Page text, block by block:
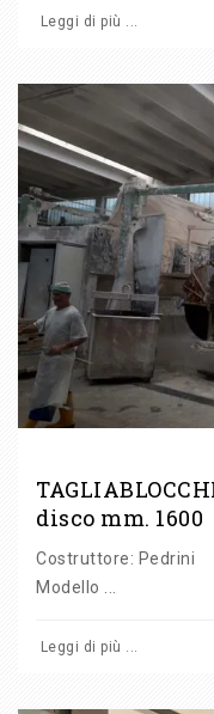
Leggi di più ...
disco mm. 1600
Costruttore: Pedrini
Modello ...
Leggi di più ...